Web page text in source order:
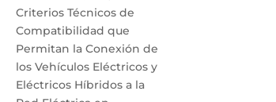
Criterios Técnicos de
Compatibilidad que
Permitan la Conexión de
los Vehículos Eléctricos y
Eléctricos Híbridos a la